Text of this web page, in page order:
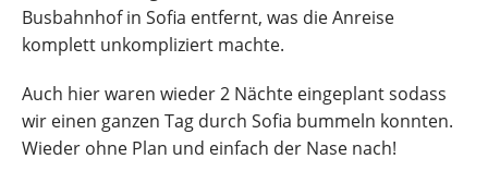
Busbahnhof in Sofia entfernt, was die Anreise
komplett unkompliziert machte.
Auch hier waren wieder 2 Nächte eingeplant sodass
wir einen ganzen Tag durch Sofia bummeln konnten.
Wieder ohne Plan und einfach der Nase nach!